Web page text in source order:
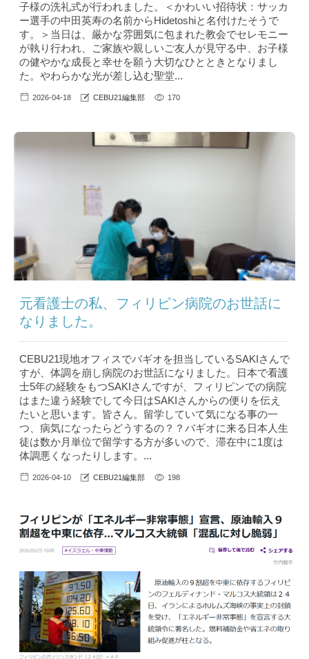
子様の洗礼式が行われました。＜かわいい招待状：サッカ
ー選手の中田英寿の名前からHidetoshiと名付けたそうで
す。＞当日は、厳かな雰囲気に包まれた教会でセレモニー
が執り行われ、ご家族や親しいご友人が見守る中、お子様
の健やかな成長と幸せを願う大切なひとときとなりまし
た。やわらかな光が差し込む聖堂...
2026-04-18 CEBU21編集部 170
元看護士の私、フィリピン病院のお世話に
なりました。
CEBU21現地オフィスでバギオを担当しているSAKIさんで
すが、体調を崩し病院のお世話になりました。日本で看護
士5年の経験をもつSAKIさんですが、フィリピンでの病院
はまた違う経験でして今日はSAKIさんからの便りを伝え
たいと思います。皆さん。留学していて気になる事の一
つ、病気になったらどうするの？？バギオに来る日本人生
徒は数か月単位で留学する方が多いので、滞在中に1度は
体調悪くなったりします。...
2026-04-10 CEBU21編集部 198